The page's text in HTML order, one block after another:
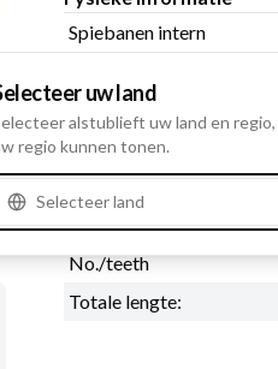
Spiebanen intern
Buitendiameter
asafstand
Buitendiameter/huis
No./teeth
Totale lengte:
uw land
alstublieft uw land en
regio kunnen tonen.
Selecteer land